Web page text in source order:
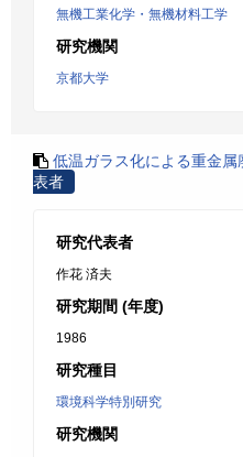
無機工業化学・無機材料工学
研究機関
京都大学
低温ガラス化による重金属
表者
研究代表者
作花 済夫
研究期間 (年度)
1986
研究種目
環境科学特別研究
研究機関